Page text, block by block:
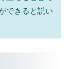
できると説い